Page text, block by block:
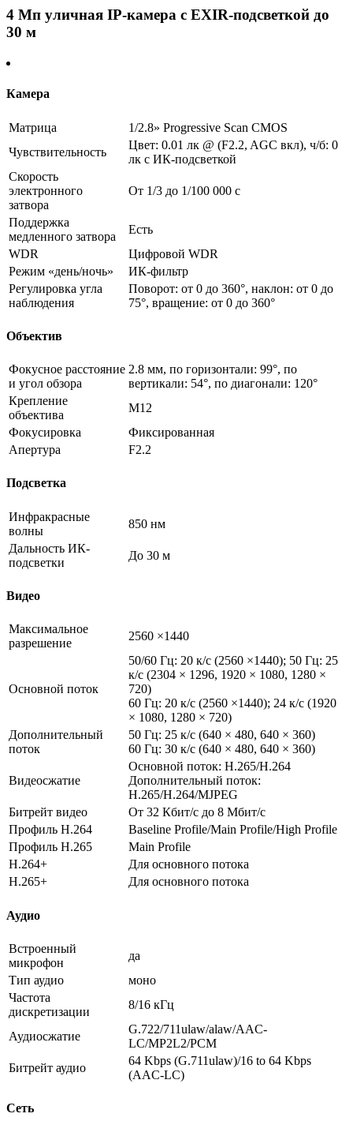
4 Мп уличная IP-камера с EXIR-подсветкой до
30 м
Камера
Матрица
1/2.8» Progressive Scan CMOS
Чувствительность
Цвет: 0.01 лк @ (F2.2, AGC вкл), ч/б: 0
лк с ИК-подсветкой
Скорость
электронного
затвора
От 1/3 до 1/100 000 с
Поддержка
медленного затвора
Есть
WDR
Цифровой WDR
Режим «день/ночь»
ИК-фильтр
Регулировка угла
наблюдения
Поворот: от 0 до 360°, наклон: от 0 до
75°, вращение: от 0 до 360°
Объектив
Фокусное расстояние
и угол обзора
2.8 мм, по горизонтали: 99°, по
вертикали: 54°, по диагонали: 120°
Крепление
объектива
M12
Фокусировка
Фиксированная
Апертура
F2.2
Подсветка
Инфракрасные
волны
850 нм
Дальность ИК-
подсветки
До 30 м
Видео
Максимальное
разрешение
2560 ×1440
Основной поток
50/60 Гц: 20 к/с (2560 ×1440); 50 Гц: 25
к/с (2304 × 1296, 1920 × 1080, 1280 ×
720)
60 Гц: 20 к/с (2560 ×1440); 24 к/с (1920
× 1080, 1280 × 720)
Дополнительный
поток
50 Гц: 25 к/с (640 × 480, 640 × 360)
60 Гц: 30 к/с (640 × 480, 640 × 360)
Видеосжатие
Основной поток: H.265/H.264
Дополнительный поток:
H.265/H.264/MJPEG
Битрейт видео
От 32 Кбит/с до 8 Мбит/с
Профиль H.264
Baseline Profile/Main Profile/High Profile
Профиль H.265
Main Profile
H.264+
Для основного потока
H.265+
Для основного потока
Аудио
Встроенный
микрофон
да
Тип аудио
моно
Частота
дискретизации
8/16 кГц
Аудиосжатие
G.722/711ulaw/alaw/AAC-
LC/MP2L2/PCM
Битрейт аудио
64 Kbps (G.711ulaw)/16 to 64 Kbps
(AAC-LC)
Сеть